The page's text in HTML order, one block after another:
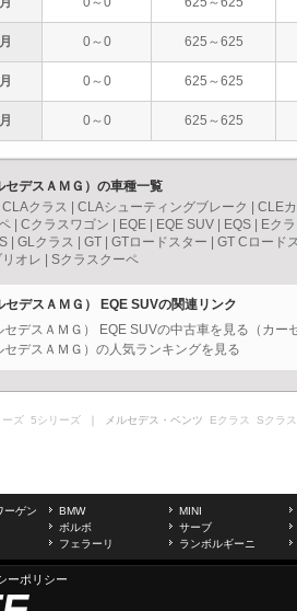
0～0 625～625
0～0 625～625
0～0 625～625
デスＡＭＧ）の車種一覧
CLAクラス CLAシューティングブレーク
CLE
Cクラスワゴン EQE EQE SUV EQS
Eク
GLクラス GT GTロードスター
GT Cロード
オレ Sクラスクーペ
デスＡＭＧ） EQE SUVの関連リンク
デスＡＭＧ） EQE SUVの中古車を見る（カー
デスＡＭＧ）の人気ランキングを見る
ーズ 5シリーズ ｜ メルセデス・ベンツ Eクラス Sクラス
ーゲン BMW
MINI
ボルボ
サーブ
フェラーリ ランボルギーニ
ーポリシー